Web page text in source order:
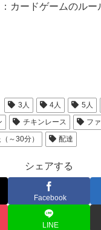
カードゲームのルー
3人 4人 5人
チキンレース
フ
～30分） 配達
シェアする
Facebook
LINE